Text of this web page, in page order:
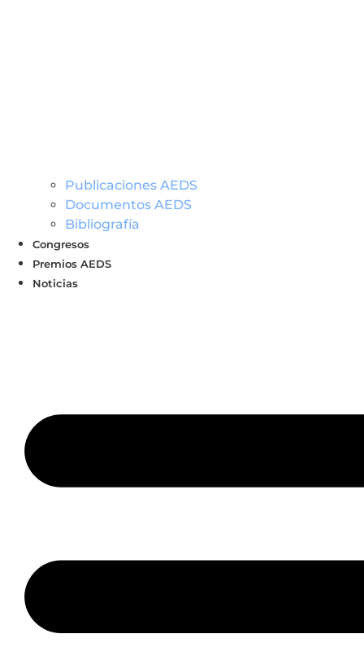
Publicaciones AEDS
Documentos AEDS
Bibliografía
Congresos
Premios AEDS
Noticias